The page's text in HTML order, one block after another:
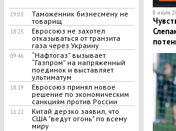
19:05
Таможенник бизнесмену не
товарищ
18:25
Евросоюз не захотел
отказываться от транзита
газа через Украину
09:46
​“Нафтогаз” вызывает
“Газпром” на напряженный
поединок и выставляет
ультиматум
18:19
Евросоюз принял новое
решение по экономическим
санкциям против России
11:22
Китай дерзко заявил, что
США "ведут огонь" по всему
миру
8 июля